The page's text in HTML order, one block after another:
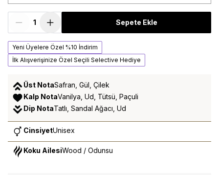
Sepete Ekle
Yeni Üyelere Özel %10 İndirim
İlk Alışverişinize Özel Seçili Selective Hediye
Üst NotaSafran, Gül, Çilek
Kalp NotaVanilya, Ud, Tütsü, Paçuli
Dip NotaTatlı, Sandal Ağacı, Ud
CinsiyetUnisex
Koku AilesiWood / Odunsu